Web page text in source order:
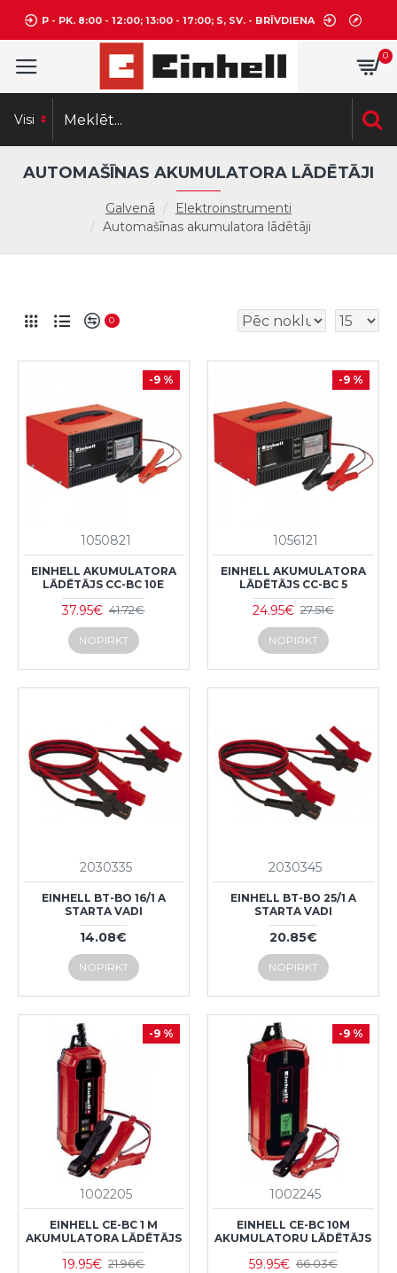
P - PK. 8:00 - 12:00; 13:00 - 17:00; S, SV. - BRĪVDIENA
0
Visi
Galvenā
Elektroinstrumenti
Automašīnas akumulatora lādētāji
AUTOMAŠĪNAS AKUMULATORA LĀDĒTĀJI
0
-9 %
1050821
EINHELL AKUMULATORA
LĀDĒTĀJS CC-BC 10E
37.95€ 41.72€
NOPIRKT
-9 %
1056121
EINHELL AKUMULATORA
LĀDĒTĀJS CC-BC 5
24.95€ 27.51€
NOPIRKT
2030335
EINHELL BT-BO 16/1 A
STARTA VADI
14.08€
NOPIRKT
2030345
EINHELL BT-BO 25/1 A
STARTA VADI
20.85€
NOPIRKT
-9 %
1002205
EINHELL CE-BC 1 M
AKUMULATORA LĀDĒTĀJS
19.95€ 21.96€
-9 %
1002245
EINHELL CE-BC 10M
AKUMULATORU LĀDĒTĀJS
59.95€ 66.03€